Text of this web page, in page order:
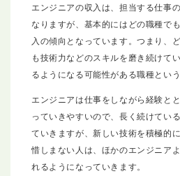
エンジニアの収入は、担当する仕事
なりますが、基本的にはどの職種で
入の傾向となっています。つまり、
も技術力などのスキルを磨き続けて
るようになる可能性がある職種という
エンジニアは仕事をしながら経験と
っていきやすいので、長く続けてい
ていきますが、新しい技術を積極的
惜しまない人は、ほかのエンジニア
れるようになっていきます。